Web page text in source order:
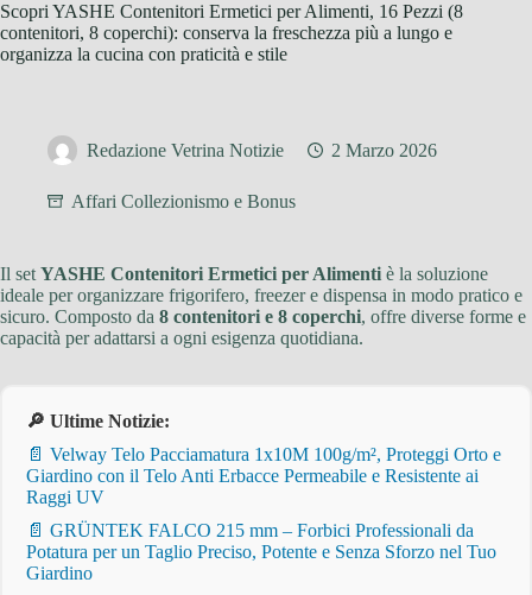
Scopri YASHE Contenitori Ermetici per Alimenti, 16 Pezzi (8
contenitori, 8 coperchi): conserva la freschezza più a lungo e
organizza la cucina con praticità e stile
Redazione Vetrina Notizie 2 Marzo 2026
Affari Collezionismo e Bonus
Il set YASHE Contenitori Ermetici per Alimenti è la soluzione
ideale per organizzare frigorifero, freezer e dispensa in modo pratico e
sicuro. Composto da 8 contenitori e 8 coperchi, offre diverse forme e
capacità per adattarsi a ogni esigenza quotidiana.
🔎 Ultime Notizie:
📄 Velway Telo Pacciamatura 1x10M 100g/m², Proteggi Orto e
Giardino con il Telo Anti Erbacce Permeabile e Resistente ai
Raggi UV
📄 GRÜNTEK FALCO 215 mm – Forbici Professionali da
Potatura per un Taglio Preciso, Potente e Senza Sforzo nel Tuo
Giardino